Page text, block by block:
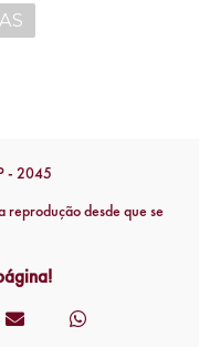
- 2045
reprodução desde que se